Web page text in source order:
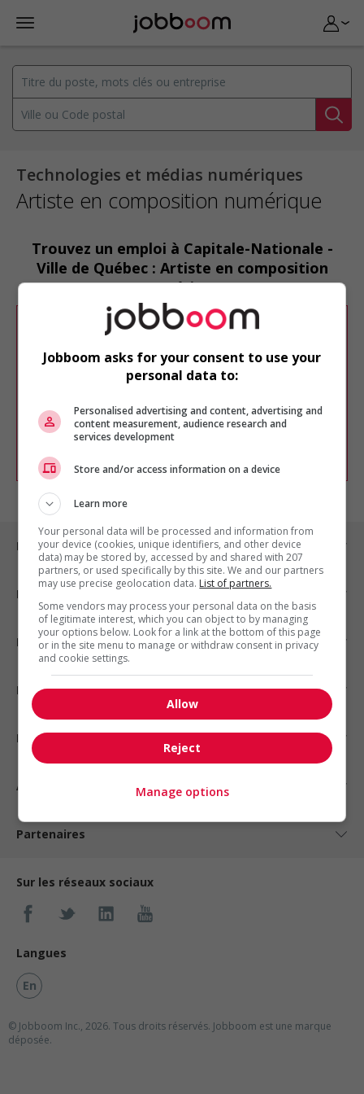
Technologies et médias numériques
Artiste en composition numérique
Trouvez un emploi à Capitale-Nationale -
Ville de Québec : Artiste en composition
numérique
Désolé, cette recherche n'a produit aucun
Veuillez faire une nouvelle recherche.
Vous pouvez en tout temps utiliser nos
chercher un poste selon votre profil
d'intérêt en emploi en vous inscrivant
comme membre Jobboom.
Emplois par ville
Emplois par secteur
Emplois par statut
Emplois par type
Nos suggestions
À propos
Partenaires
Sur les réseaux sociaux
Langues
En
© Jobboom Inc., 2026. Tous droits réservés. Jobboom est une marque
déposée.
Jobboom asks for your consent to use your
personal data to:
Personalised advertising and content, advertising and
content measurement, audience research and
services development
Store and/or access information on a device
Learn more
Your personal data will be processed and information from
your device (cookies, unique identifiers, and other device
data) may be stored by, accessed by and shared with 207
partners, or used specifically by this site. We and our partners
may use precise geolocation data. List of partners.
Some vendors may process your personal data on the basis
of legitimate interest, which you can object to by managing
your options below. Look for a link at the bottom of this page
or in the site menu to manage or withdraw consent in privacy
and cookie settings.
Allow
Reject
Manage options